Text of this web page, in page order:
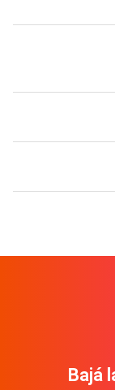
Bajá